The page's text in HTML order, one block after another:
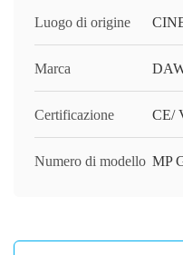
Luogo di origine
Marca
Certificazione CE/
Numero di modello MP